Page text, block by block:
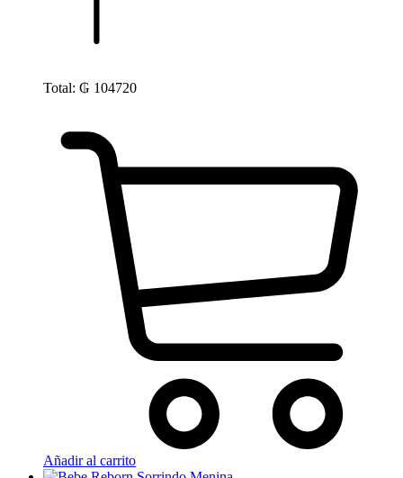
Total: ₲ 104720
Añadir al carrito